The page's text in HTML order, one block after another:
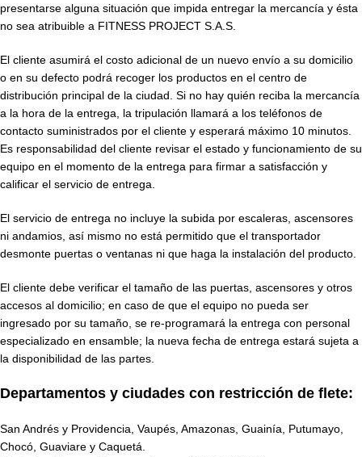
presentarse alguna situación que impida entregar la mercancía y ésta
no sea atribuible a FITNESS PROJECT S.A.S.
El cliente asumirá el costo adicional de un nuevo envío a su domicilio
o en su defecto podrá recoger los productos en el centro de
distribución principal de la ciudad. Si no hay quién reciba la mercancía
a la hora de la entrega, la tripulación llamará a los teléfonos de
contacto suministrados por el cliente y esperará máximo 10 minutos.
Es responsabilidad del cliente revisar el estado y funcionamiento de su
equipo en el momento de la entrega para firmar a satisfacción y
calificar el servicio de entrega.
El servicio de entrega no incluye la subida por escaleras, ascensores
ni andamios, así mismo no está permitido que el transportador
desmonte puertas o ventanas ni que haga la instalación del producto.
El cliente debe verificar el tamaño de las puertas, ascensores y otros
accesos al domicilio; en caso de que el equipo no pueda ser
ingresado por su tamaño, se re-programará la entrega con personal
especializado en ensamble; la nueva fecha de entrega estará sujeta a
la disponibilidad de las partes.
Departamentos y ciudades con restricción de flete:
San Andrés y Providencia, Vaupés, Amazonas, Guainía, Putumayo,
Chocó, Guaviare y Caquetá.